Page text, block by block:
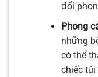
đổi
Phong
những
có thể
chiếc túi